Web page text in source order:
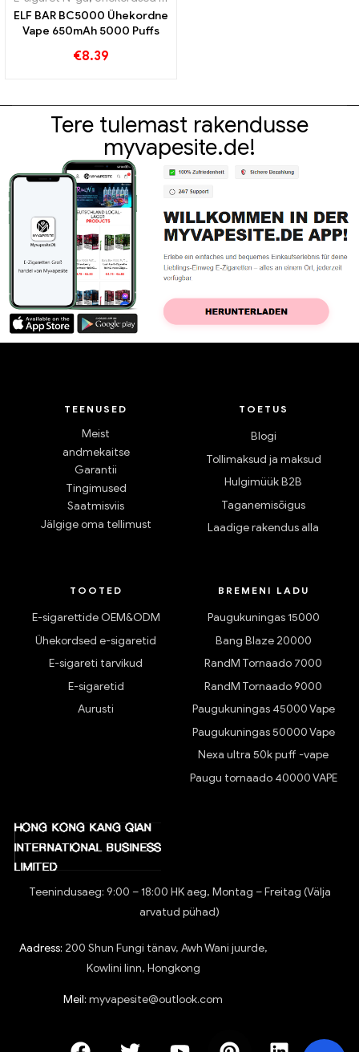
ELF BAR BC5000 Ühekordne
Vape 650mAh 5000 Puffs
€8.39
Tere tulemast rakendusse
myvapesite.de!
TEENUSED
Meist
andmekaitse
Garantii
Tingimused
Saatmisviis
Jälgige oma tellimust
TOETUS
Blogi
Tollimaksud ja maksud
Hulgimüük B2B
Taganemisõigus
Laadige rakendus alla
TOOTED
E-sigarettide OEM&ODM
Ühekordsed e-sigaretid
E-sigareti tarvikud
E-sigaretid
Aurusti
BREMENI LADU
Paugukuningas 15000
Bang Blaze 20000
RandM Tornaado 7000
RandM Tornaado 9000
Paugukuningas 45000 Vape
Paugukuningas 50000 Vape
Nexa ultra 50k puff -vape
Paugu tornaado 40000 VAPE
Teenindusaeg: 9:00 – 18:00 HK aeg, Montag – Freitag (Välja
arvatud pühad)
Aadress: 200 Shun Fungi tänav, Awh Wani juurde,
Kowlini linn, Hongkong
Meil: myvapesite@outlook.com